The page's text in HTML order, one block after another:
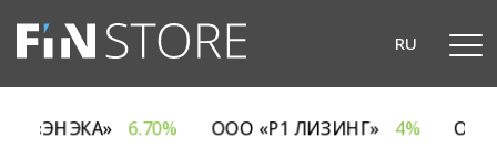
RU
«ЭНЭКА» 6.70% ООО «Р1 ЛИЗИНГ» 4%